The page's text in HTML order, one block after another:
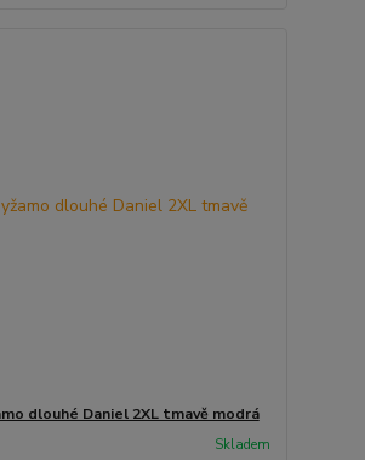
dlouhé Daniel 2XL tmavě modrá
Skladem